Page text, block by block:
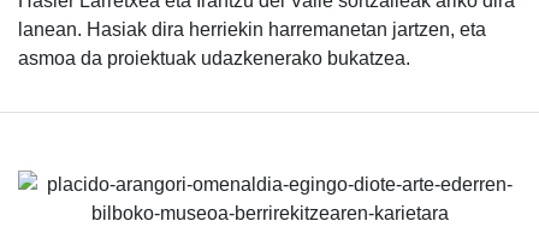
lanean. Hasiak dira herriekin harremanetan jartzen, eta
asmoa da proiektuak udazkenerako bukatzea.